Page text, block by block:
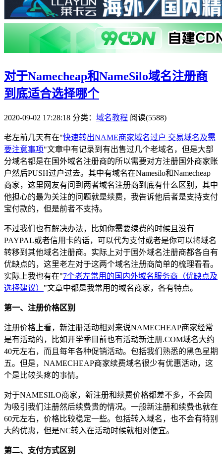
对于Namecheap和NameSilo域名注册商
到底适合选择哪个
2020-09-02 17:28:18 分类： 域名教程 阅读(5588)
老左前几天有在"快速转出NAME商家域名过户 交易域名及需
要注意事项"文章中有记录到有出售过几个老域名，但是大部
分域名都是在国外域名注册商的所以需要对方注册国外商家账
户然后PUSH过户过去。其中有域名在Namesilo和Namecheap
商家，这里网友有问到两者域名注册商到底有什么区别，其中
他担心的最为关注的问题就是续费，我告诉他后者是支持支付
宝付款的，但是前者不支持。
不过我们也有解决办法，比如你需要续费的时候且没有
PAYPAL或者信用卡的话，可以代为支付或者是你可以将域名
转移到其他域名注册商。实际上对于国外域名注册商都各自有
优缺点的，这里老左对于这两个域名注册商简单的梳理看看。
实际上我也有在"7个老左常用的国内外域名服务商（优缺点及
选择建议） "文章中都是我常用的域名商家，各有特点。
第一、注册价格区别
注册价格上看，新注册活动相对来说NAMECHEAP商家经常
是有活动的，比如开学季目前也有活动新注册.COM域名大约
40元左右，而且每年各种促销活动。包括我们熟悉的黑色星期
五。但是，NAMECHEAP商家续费域名很少有优惠活动，这
个是比较头疼的事情。
对于NAMESILO商家，新注册和续费价格都差不多，不会因
为吸引我们注册然后续费贵的情况。一般新注册和续费也就在
60元左右，价格比较稳定一些。包括转入域名，也不会有特别
大的优惠，但是NC转入在活动时候就相对便宜。
第二、支付方式区别